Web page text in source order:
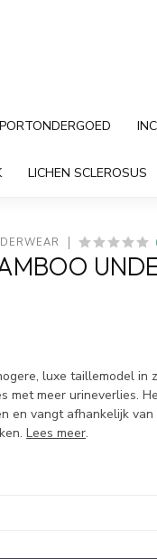
LICHEN SCLEROSUS
luxe taillemodel in
met meer urineverlies.
en vangt afhankelijk
Lees meer.